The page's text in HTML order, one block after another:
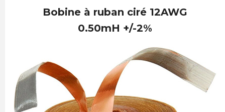
Bobine à ruban ciré 12AWG
0.50mH +/-2%